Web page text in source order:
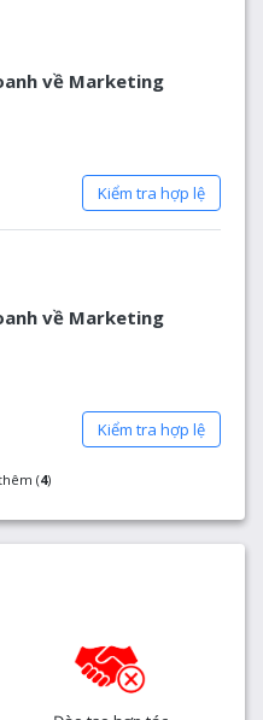
về Marketing
Kiểm tra hợp lệ
về Marketing
Kiểm tra hợp lệ
(4)